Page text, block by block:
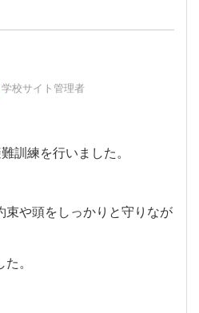
学校サイト管理者
訓練を行いました。
束や頭をしっかりと守りなが
。